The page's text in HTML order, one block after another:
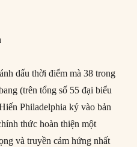
dấu thời điểm mà 38 trong
(trên tổng số 55 đại biểu
Philadelphia ký vào bản
thức hoàn thiện một
và truyền cảm hứng nhất